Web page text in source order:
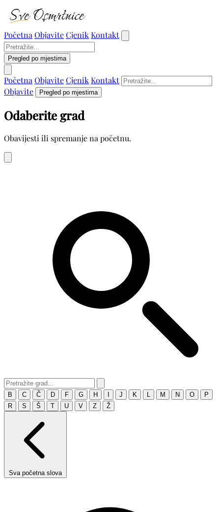
Početna ObjaviteCjenik Kontakt
Pregled po mjestima
Početna ObjaviteCjenik Kontakt
Objavite
Pregled po mjestima
Odaberite grad
Obavijesti ili spremanje na početnu.
B C Č D F G H J K M N O
P
R
S Š T U V Z Ž
Sva početna slova